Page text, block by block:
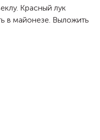
Красный лук
в майонезе. Выложить